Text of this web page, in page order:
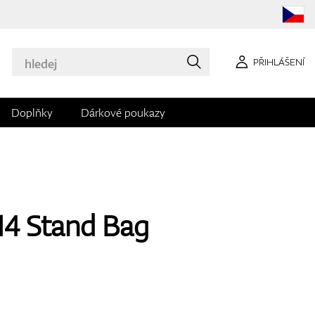
PŘIHLÁŠENÍ
Doplňky Dárkové poukazy
Stand Bag